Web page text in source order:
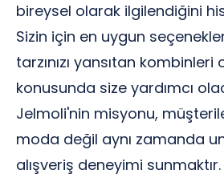
bireysel olarak ilgilendiğini
Sizin için en uygun
tarzınızı yansıtan
konusunda size yardımcı
Jelmoli'nin misyonu,
moda değil aynı zamanda
alışveriş deneyimi sunmaktır.